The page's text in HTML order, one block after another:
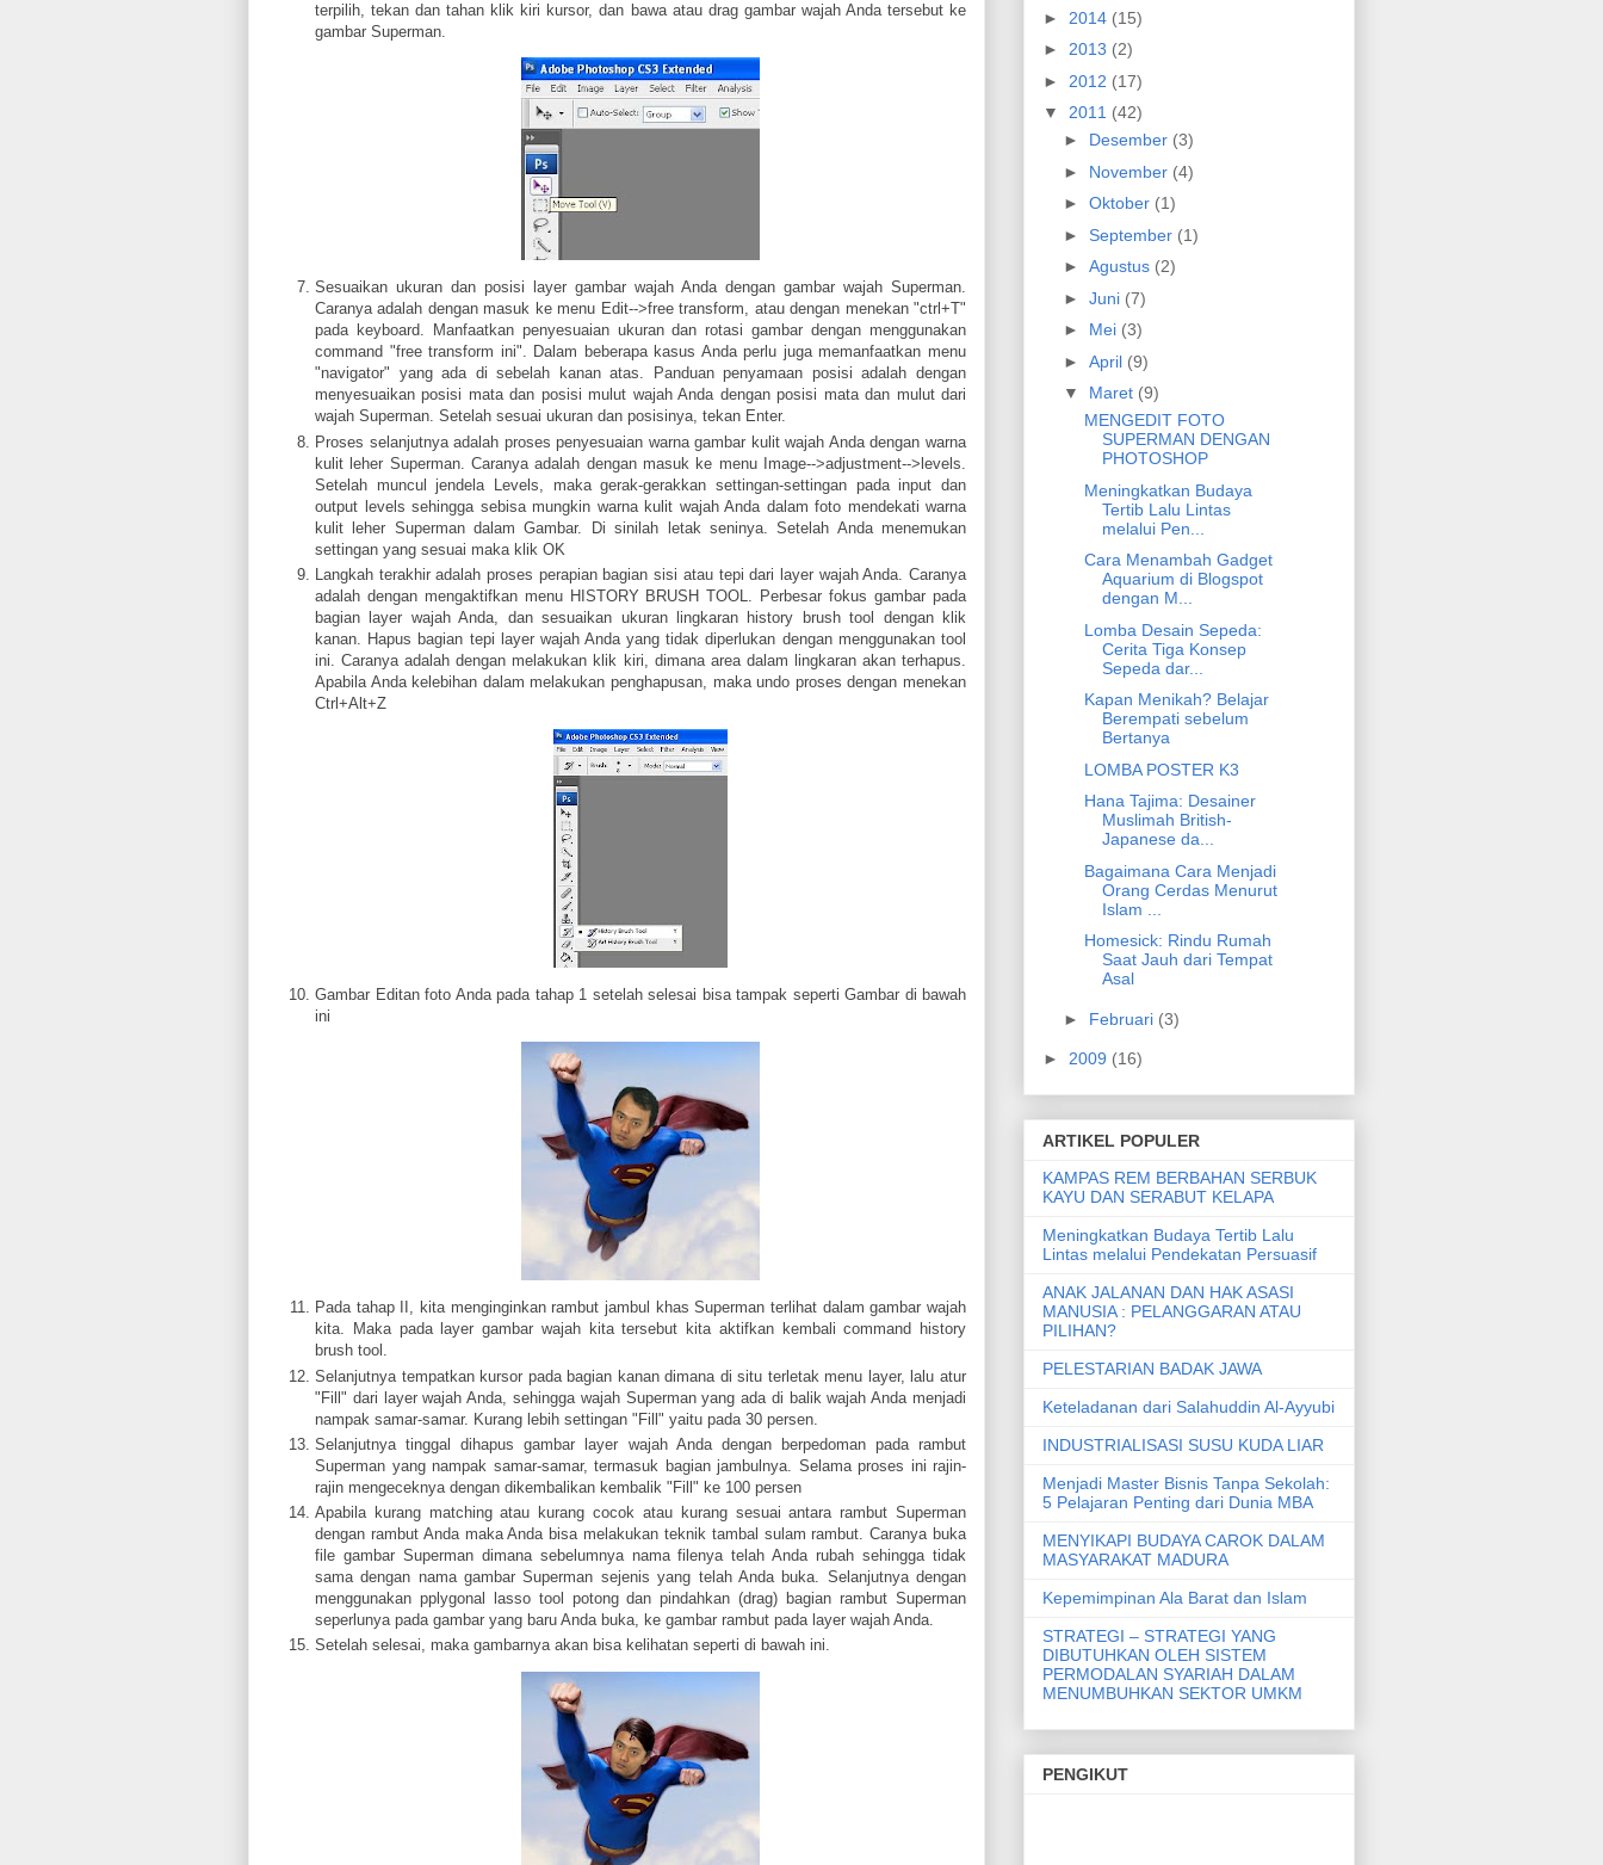
terpilih, tekan dan tahan klik kiri kursor, dan bawa atau drag gambar wajah Anda tersebut ke
gambar Superman.
Sesuaikan ukuran dan posisi layer gambar wajah Anda dengan gambar wajah Superman.
Caranya adalah dengan masuk ke menu Edit-->free transform, atau dengan menekan "ctrl+T"
pada keyboard. Manfaatkan penyesuaian ukuran dan rotasi gambar dengan menggunakan
command "free transform ini". Dalam beberapa kasus Anda perlu juga memanfaatkan menu
"navigator" yang ada di sebelah kanan atas. Panduan penyamaan posisi adalah dengan
menyesuaikan posisi mata dan posisi mulut wajah Anda dengan posisi mata dan mulut dari
wajah Superman. Setelah sesuai ukuran dan posisinya, tekan Enter.
Proses selanjutnya adalah proses penyesuaian warna gambar kulit wajah Anda dengan warna
kulit leher Superman. Caranya adalah dengan masuk ke menu Image-->adjustment-->levels.
Setelah muncul jendela Levels, maka gerak-gerakkan settingan-settingan pada input dan
output levels sehingga sebisa mungkin warna kulit wajah Anda dalam foto mendekati warna
kulit leher Superman dalam Gambar. Di sinilah letak seninya. Setelah Anda menemukan
settingan yang sesuai maka klik OK
Langkah terakhir adalah proses perapian bagian sisi atau tepi dari layer wajah Anda. Caranya
adalah dengan mengaktifkan menu HISTORY BRUSH TOOL. Perbesar fokus gambar pada
bagian layer wajah Anda, dan sesuaikan ukuran lingkaran history brush tool dengan klik
kanan. Hapus bagian tepi layer wajah Anda yang tidak diperlukan dengan menggunakan tool
ini. Caranya adalah dengan melakukan klik kiri, dimana area dalam lingkaran akan terhapus.
Apabila Anda kelebihan dalam melakukan penghapusan, maka undo proses dengan menekan
Ctrl+Alt+Z
Gambar Editan foto Anda pada tahap 1 setelah selesai bisa tampak seperti Gambar di bawah
ini
Pada tahap II, kita menginginkan rambut jambul khas Superman terlihat dalam gambar wajah
kita. Maka pada layer gambar wajah kita tersebut kita aktifkan kembali command history
brush tool.
Selanjutnya tempatkan kursor pada bagian kanan dimana di situ terletak menu layer, lalu atur
"Fill" dari layer wajah Anda, sehingga wajah Superman yang ada di balik wajah Anda menjadi
nampak samar-samar. Kurang lebih settingan "Fill" yaitu pada 30 persen.
Selanjutnya tinggal dihapus gambar layer wajah Anda dengan berpedoman pada rambut
Superman yang nampak samar-samar, termasuk bagian jambulnya. Selama proses ini rajin-
rajin mengeceknya dengan dikembalikan kembalik "Fill" ke 100 persen
Apabila kurang matching atau kurang cocok atau kurang sesuai antara rambut Superman
dengan rambut Anda maka Anda bisa melakukan teknik tambal sulam rambut. Caranya buka
file gambar Superman dimana sebelumnya nama filenya telah Anda rubah sehingga tidak
sama dengan nama gambar Superman sejenis yang telah Anda buka. Selanjutnya dengan
menggunakan pplygonal lasso tool potong dan pindahkan (drag) bagian rambut Superman
seperlunya pada gambar yang baru Anda buka, ke gambar rambut pada layer wajah Anda.
Setelah selesai, maka gambarnya akan bisa kelihatan seperti di bawah ini.
► 2014 (15)
► 2013 (2)
► 2012 (17)
▼ 2011 (42)
► Desember (3)
► November (4)
► Oktober (1)
► September (1)
► Agustus (2)
► Juni (7)
► Mei (3)
► April (9)
▼ Maret (9)
MENGEDIT FOTO
SUPERMAN DENGAN
PHOTOSHOP
Meningkatkan Budaya
Tertib Lalu Lintas
melalui Pen...
Cara Menambah Gadget
Aquarium di Blogspot
dengan M...
Lomba Desain Sepeda:
Cerita Tiga Konsep
Sepeda dar...
Kapan Menikah? Belajar
Berempati sebelum
Bertanya
LOMBA POSTER K3
Hana Tajima: Desainer
Muslimah British-
Japanese da...
Bagaimana Cara Menjadi
Orang Cerdas Menurut
Islam ...
Homesick: Rindu Rumah
Saat Jauh dari Tempat
Asal
► Februari (3)
► 2009 (16)
ARTIKEL POPULER
KAMPAS REM BERBAHAN SERBUK
KAYU DAN SERABUT KELAPA
Meningkatkan Budaya Tertib Lalu
Lintas melalui Pendekatan Persuasif
ANAK JALANAN DAN HAK ASASI
MANUSIA : PELANGGARAN ATAU
PILIHAN?
PELESTARIAN BADAK JAWA
Keteladanan dari Salahuddin Al-Ayyubi
INDUSTRIALISASI SUSU KUDA LIAR
Menjadi Master Bisnis Tanpa Sekolah:
5 Pelajaran Penting dari Dunia MBA
MENYIKAPI BUDAYA CAROK DALAM
MASYARAKAT MADURA
Kepemimpinan Ala Barat dan Islam
STRATEGI – STRATEGI YANG
DIBUTUHKAN OLEH SISTEM
PERMODALAN SYARIAH DALAM
MENUMBUHKAN SEKTOR UMKM
PENGIKUT